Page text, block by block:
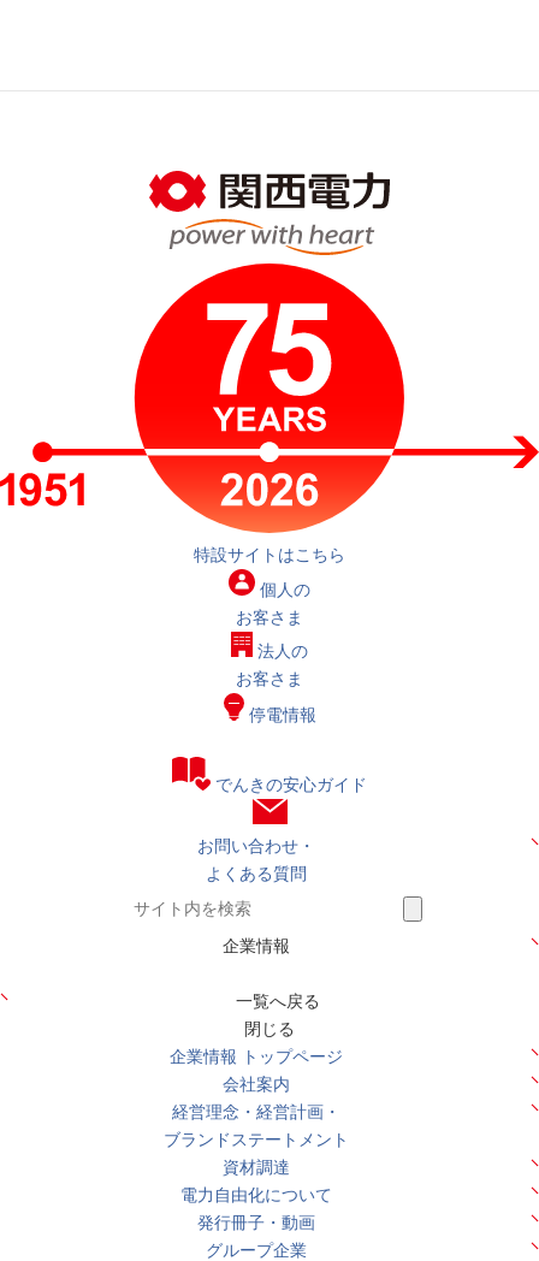
特設サイトはこちら
個人の
お客さま
法人の
お客さま
停電情報
でんきの安心ガイド
お問い合わせ・
よくある質問
企業情報
一覧へ戻る
閉じる
企業情報 トップページ
会社案内
経営理念・経営計画・
ブランドステートメント
資材調達
電力自由化について
発行冊子・動画
グループ企業